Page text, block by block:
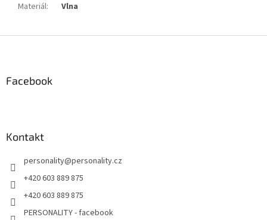
Materiál: Vlna
Facebook
Kontakt
personality@personality.cz
+420 603 889 875
+420 603 889 875
PERSONALITY - facebook